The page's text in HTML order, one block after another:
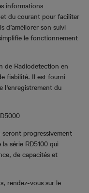
informations
du courant pour faciliter
d’améliorer son suivi
le fonctionnement
de Radiodetection en
fiabilité. Il est fourni
l'enregistrement du
progressivement
série RD5100 qui
de capacités et
rendez-vous sur le